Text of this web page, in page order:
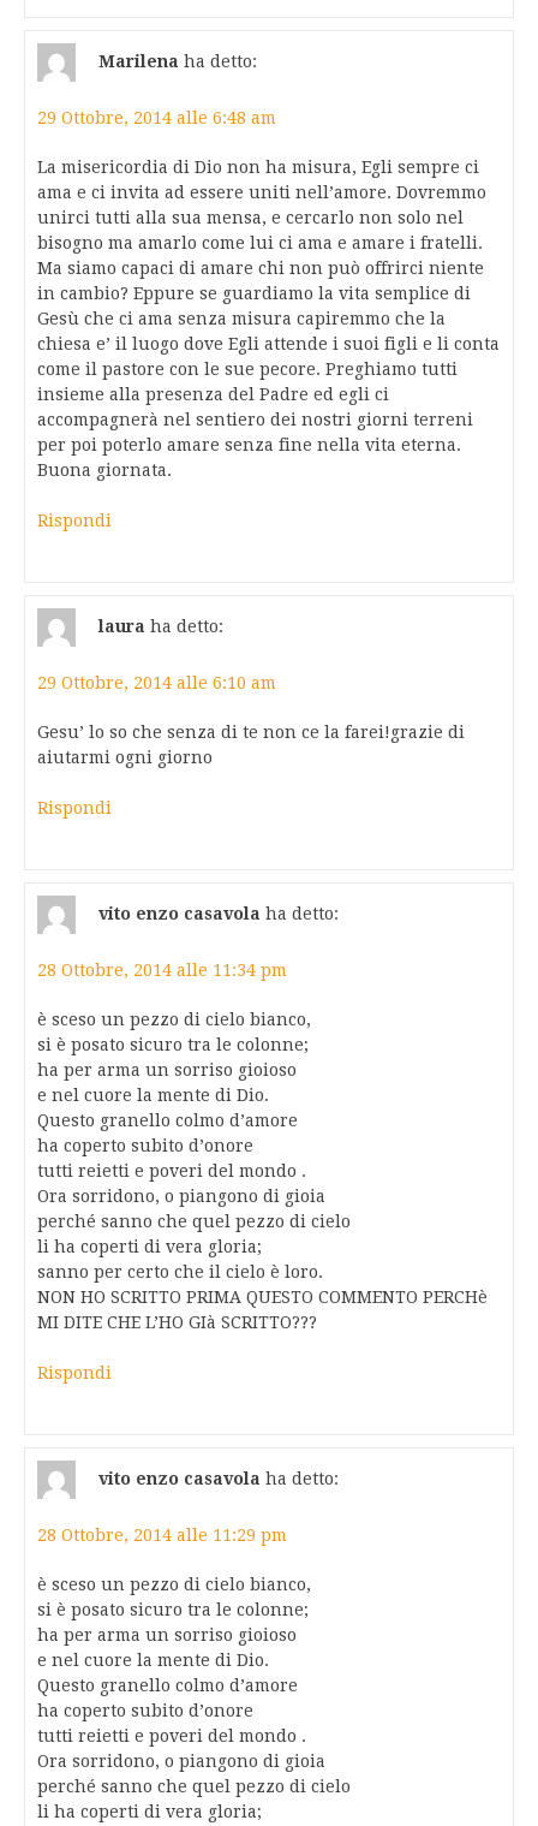
Marilena ha detto:
29 Ottobre, 2014 alle 6:48 am
La misericordia di Dio non ha misura, Egli sempre ci
ama e ci invita ad essere uniti nell’amore. Dovremmo
unirci tutti alla sua mensa, e cercarlo non solo nel
bisogno ma amarlo come lui ci ama e amare i fratelli.
Ma siamo capaci di amare chi non può offrirci niente
in cambio? Eppure se guardiamo la vita semplice di
Gesù che ci ama senza misura capiremmo che la
chiesa e’ il luogo dove Egli attende i suoi figli e li conta
come il pastore con le sue pecore. Preghiamo tutti
insieme alla presenza del Padre ed egli ci
accompagnerà nel sentiero dei nostri giorni terreni
per poi poterlo amare senza fine nella vita eterna.
Buona giornata.
Rispondi
laura ha detto:
29 Ottobre, 2014 alle 6:10 am
Gesu’ lo so che senza di te non ce la farei!grazie di
aiutarmi ogni giorno
Rispondi
vito enzo casavola ha detto:
28 Ottobre, 2014 alle 11:34 pm
è sceso un pezzo di cielo bianco,
si è posato sicuro tra le colonne;
ha per arma un sorriso gioioso
e nel cuore la mente di Dio.
Questo granello colmo d’amore
ha coperto subito d’onore
tutti reietti e poveri del mondo .
Ora sorridono, o piangono di gioia
perché sanno che quel pezzo di cielo
li ha coperti di vera gloria;
sanno per certo che il cielo è loro.
NON HO SCRITTO PRIMA QUESTO COMMENTO PERCHè
MI DITE CHE L’HO GIà SCRITTO???
Rispondi
vito enzo casavola ha detto:
28 Ottobre, 2014 alle 11:29 pm
è sceso un pezzo di cielo bianco,
si è posato sicuro tra le colonne;
ha per arma un sorriso gioioso
e nel cuore la mente di Dio.
Questo granello colmo d’amore
ha coperto subito d’onore
tutti reietti e poveri del mondo .
Ora sorridono, o piangono di gioia
perché sanno che quel pezzo di cielo
li ha coperti di vera gloria;